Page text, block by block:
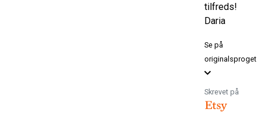
tilfreds!
Daria
Se på
originalsproget
Skrevet på